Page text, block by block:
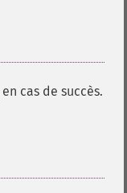
en cas de succès.